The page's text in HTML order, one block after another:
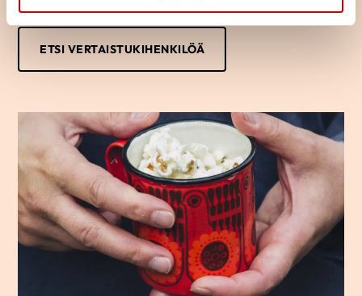
ottaa yhteyttä vertaistukihenkilöön.
ETSI VERTAISTUKIHENKILÖÄ